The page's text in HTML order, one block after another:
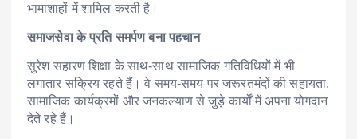
भामाशाहों में शामिल करती है।
समाजसेवा के प्रति समर्पण बना पहचान
सुरेश सहारण शिक्षा के साथ-साथ सामाजिक गतिविधियों में भी
लगातार सक्रिय रहते हैं। वे समय-समय पर जरूरतमंदों की सहायता,
सामाजिक कार्यक्रमों और जनकल्याण से जुड़े कार्यों में अपना योगदान
देते रहे हैं।